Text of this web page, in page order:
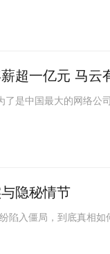
超一亿元 马云
是中国最大的网络公
隐秘情节
入僵局，到底真相如